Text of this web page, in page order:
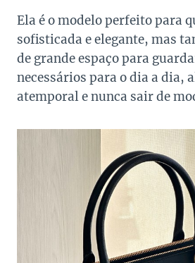
Ela é o modelo perfeito para
sofisticada e elegante, mas
de grande espaço para
necessários para o dia a dia,
atemporal e nunca sair de